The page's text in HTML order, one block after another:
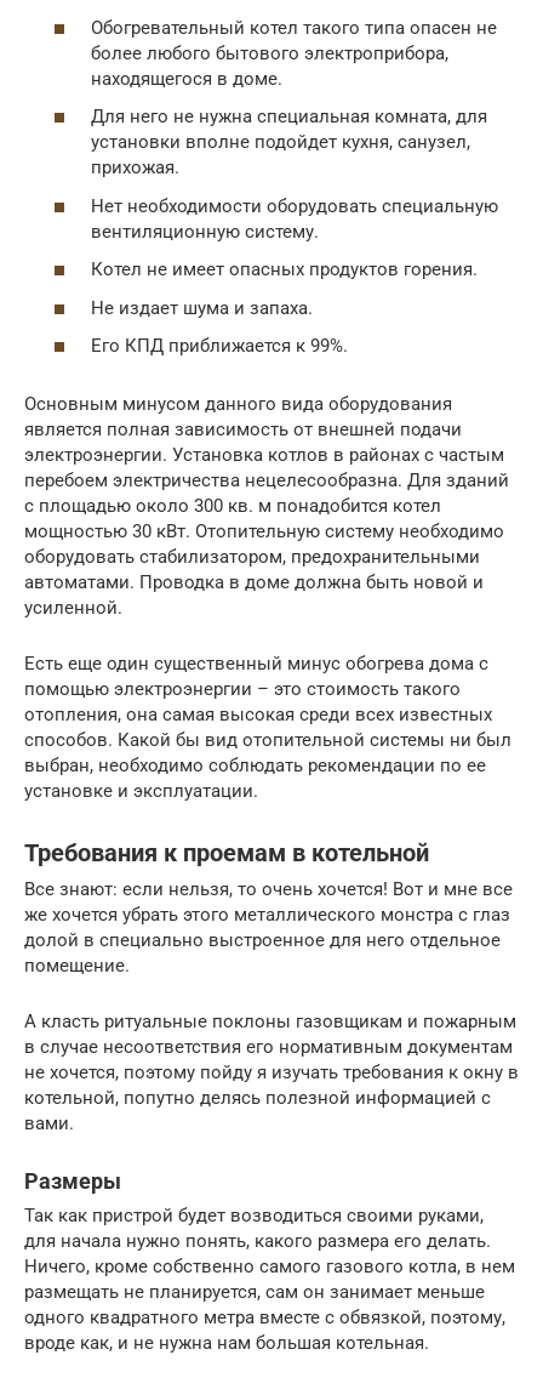
Обогревательный котел такого типа опасен не
более любого бытового электроприбора,
находящегося в доме.
Для него не нужна специальная комната, для
установки вполне подойдет кухня, санузел,
прихожая.
Нет необходимости оборудовать специальную
вентиляционную систему.
Котел не имеет опасных продуктов горения.
Не издает шума и запаха.
Его КПД приближается к 99%.
Основным минусом данного вида оборудования
является полная зависимость от внешней подачи
электроэнергии. Установка котлов в районах с частым
перебоем электричества нецелесообразна. Для зданий
с площадью около 300 кв. м понадобится котел
мощностью 30 кВт. Отопительную систему необходимо
оборудовать стабилизатором, предохранительными
автоматами. Проводка в доме должна быть новой и
усиленной.
Есть еще один существенный минус обогрева дома с
помощью электроэнергии – это стоимость такого
отопления, она самая высокая среди всех известных
способов. Какой бы вид отопительной системы ни был
выбран, необходимо соблюдать рекомендации по ее
установке и эксплуатации.
Требования к проемам в котельной
Все знают: если нельзя, то очень хочется! Вот и мне все
же хочется убрать этого металлического монстра с глаз
долой в специально выстроенное для него отдельное
помещение.
А класть ритуальные поклоны газовщикам и пожарным
в случае несоответствия его нормативным документам
не хочется, поэтому пойду я изучать требования к окну в
котельной, попутно делясь полезной информацией с
вами.
Размеры
Так как пристрой будет возводиться своими руками,
для начала нужно понять, какого размера его делать.
Ничего, кроме собственно самого газового котла, в нем
размещать не планируется, сам он занимает меньше
одного квадратного метра вместе с обвязкой, поэтому,
вроде как, и не нужна нам большая котельная.